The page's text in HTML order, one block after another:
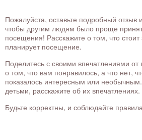
Пожалуйста, оставьте подробный отзыв
чтобы другим людям было проще
посещения! Расскажите о том, что стоит
планирует посещение.
Поделитесь с своими впечатлениями
о том, что вам понравилось, а что нет,
показалось интересным или
детьми, расскажите об их впечатлениях.
Будьте корректны, и соблюдайте